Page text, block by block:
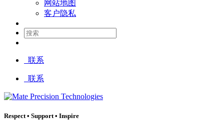
网站地图
客户隐私
搜
联系
联系
Respect • Support • Inspire